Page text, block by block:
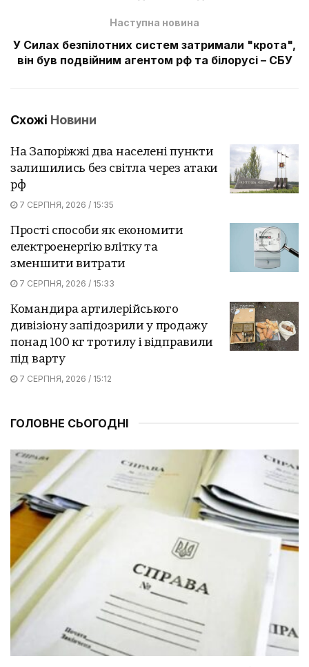
Наступна новина
У Силах безпілотних систем затримали "крота",
він був подвійним агентом рф та білорусі – СБУ
Схожі Новини
На Запоріжжі два населені пункти
залишились без світла через атаки
рф
7 СЕРПНЯ, 2026 / 15:35
Прості способи як економити
електроенергію влітку та
зменшити витрати
7 СЕРПНЯ, 2026 / 15:33
Командира артилерійського
дивізіону запідозрили у продажу
понад 100 кг тротилу і відправили
під варту
7 СЕРПНЯ, 2026 / 15:12
ГОЛОВНЕ СЬОГОДНІ